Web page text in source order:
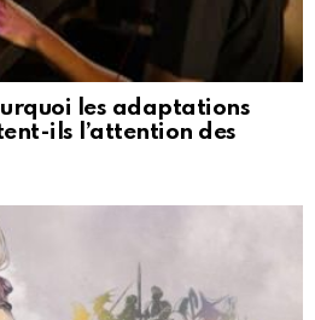
les adaptations
ils l’attention des